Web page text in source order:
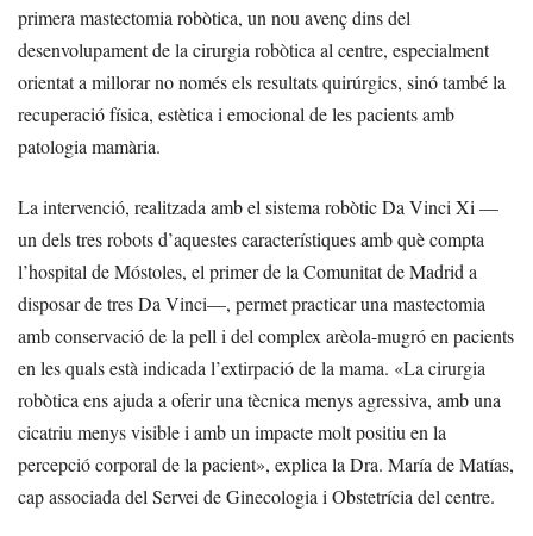
primera mastectomia robòtica, un nou avenç dins del
desenvolupament de la cirurgia robòtica al centre, especialment
orientat a millorar no només els resultats quirúrgics, sinó també la
recuperació física, estètica i emocional de les pacients amb
patologia mamària.
La intervenció, realitzada amb el sistema robòtic Da Vinci Xi —
un dels tres robots d’aquestes característiques amb què compta
l’hospital de Móstoles, el primer de la Comunitat de Madrid a
disposar de tres Da Vinci—, permet practicar una mastectomia
amb conservació de la pell i del complex arèola-mugró en pacients
en les quals està indicada l’extirpació de la mama. «La cirurgia
robòtica ens ajuda a oferir una tècnica menys agressiva, amb una
cicatriu menys visible i amb un impacte molt positiu en la
percepció corporal de la pacient», explica la Dra. María de Matías,
cap associada del Servei de Ginecologia i Obstetrícia del centre.